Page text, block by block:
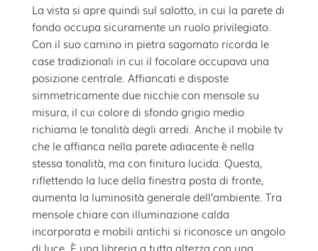
La vista si apre quindi sul salotto, in cui la parete di
fondo occupa sicuramente un ruolo privilegiato.
Con il suo camino in pietra sagomato ricorda le
case tradizionali in cui il focolare occupava una
posizione centrale. Affiancati e disposte
simmetricamente due nicchie con mensole su
misura, il cui colore di sfondo grigio medio
richiama le tonalità degli arredi. Anche il mobile tv
che le affianca nella parete adiacente è nella
stessa tonalità, ma con finitura lucida. Questa,
riflettendo la luce della finestra posta di fronte,
aumenta la luminosità generale dell’ambiente. Tra
mensole chiare con illuminazione calda
incorporata e mobili antichi si riconosce un angolo
di luce. È una libreria a tutta altezza con una